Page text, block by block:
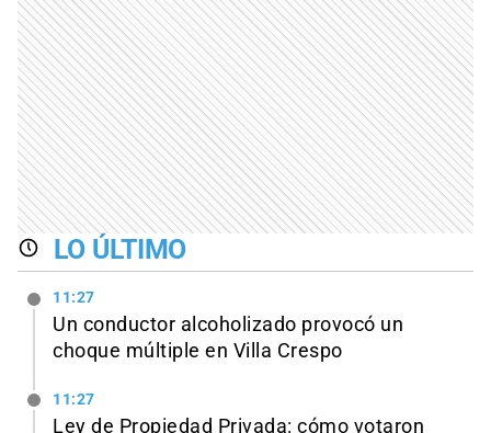
LO ÚLTIMO
11:27
Un conductor alcoholizado provocó un
choque múltiple en Villa Crespo
11:27
Ley de Propiedad Privada: cómo votaron